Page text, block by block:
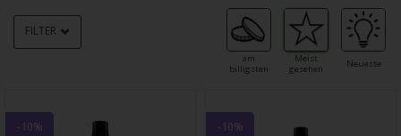
am
billigsten
Meist
gesehen
Neueste
FILTER
-10% -10%